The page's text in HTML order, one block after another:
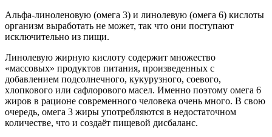
Альфа-линоленовую (омега 3) и линолевую (омега 6) кислоты
организм выработать не может, так что они поступают
исключительно из пищи.
Линолевую жирную кислоту содержит множество
«массовых» продуктов питания, произведенных с
добавлением подсолнечного, кукурузного, соевого,
хлопкового или сафлорового масел. Именно поэтому омега 6
жиров в рационе современного человека очень много. В свою
очередь, омега 3 жиры употребляются в недостаточном
количестве, что и создаёт пищевой дисбаланс.